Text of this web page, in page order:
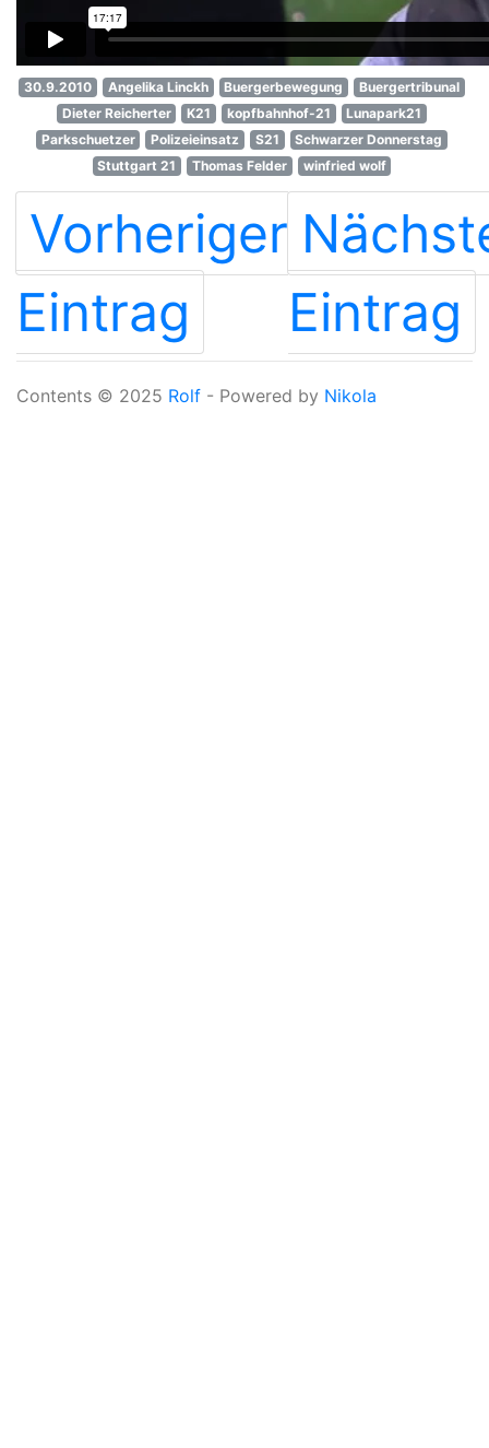
30.9.2010 Angelika Linckh Buergerbewegung
Buergertribunal
Dieter Reicherter
K21 kopfbahnhof-21
Lunapark21
Parkschuetzer
Polizeieinsatz S21
Schwarzer Donnerstag
Stuttgart 21
Thomas Felder winfried wolf
Vorheriger
Eintrag
Eintrag
Contents © 2025 Rolf - Powered by Nikola